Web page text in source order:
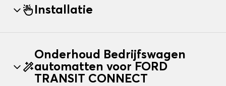
Installatie
Onderhoud Bedrijfswagen
automatten voor FORD
TRANSIT CONNECT